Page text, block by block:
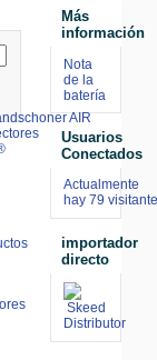
AIR
Más
información
Nota
de la
batería
Usuarios
Conectados
Actualmente
hay 79
importador
directo